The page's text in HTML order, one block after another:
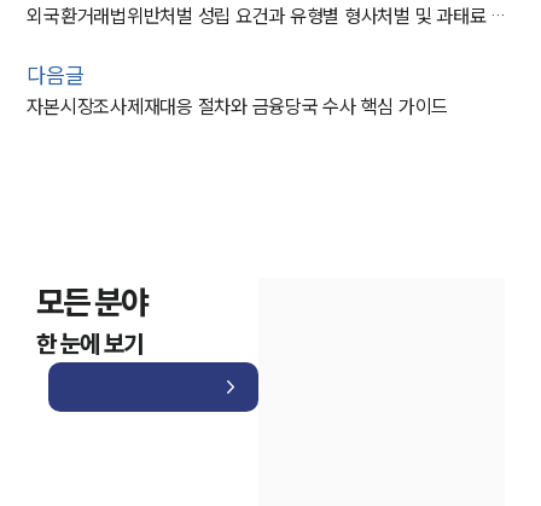
외국환거래법위반처벌 성립 요건과 유형별 형사처벌 및 과태료 대응 가이드
다음글
자본시장조사제재대응 절차와 금융당국 수사 핵심 가이드
모든 분야
한 눈에 보기